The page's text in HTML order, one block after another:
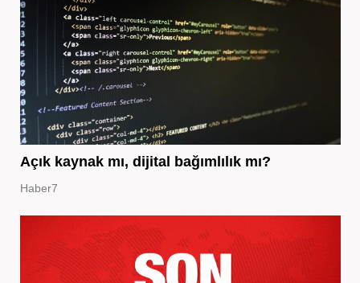
Açık kaynak mı, dijital bağımlılık mı?
Haber7